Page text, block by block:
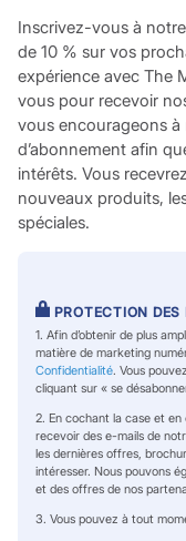
Inscrivez-vous à
de 10 % sur vos
expérience avec The
vous pour recevoir
vous encourageons
d’abonnement afin
intérêts. Vous
nouveaux produits,
spéciales.
PROTECTION DES
1. Afin d’obtenir de plus
matière de marketing
Confidentialité. Vous
cliquant sur « se
2. En cochant la case et
recevoir des e-mails de
les dernières offres,
intéresser. Nous pouvons
et des offres de nos
3. Vous pouvez à tout